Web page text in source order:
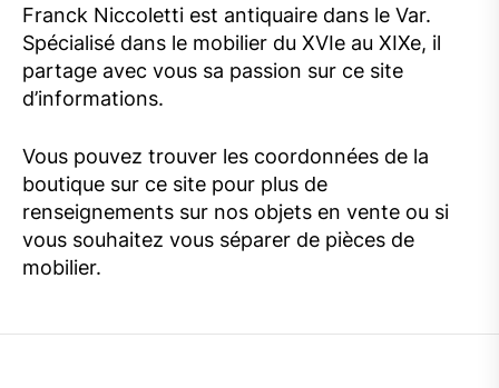
Franck Niccoletti est antiquaire dans le Var.
Spécialisé dans le mobilier du XVIe au XIXe, il
partage avec vous sa passion sur ce site
d’informations.
Vous pouvez trouver les coordonnées de la
boutique sur ce site pour plus de
renseignements sur nos objets en vente ou si
vous souhaitez vous séparer de pièces de
mobilier.